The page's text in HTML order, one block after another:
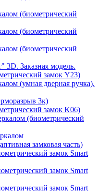
(биометрический
(биометрический
(биометрический
3D. Заказная модель.
замок Y23)
(умная дверная ручка).
3к)
замок K06)
(биометрический
замковая часть)
замок Smart
замок Smart
замок Smart